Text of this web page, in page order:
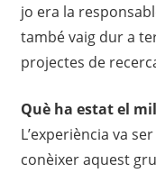
jo era la
també vaig dur a
projectes de
Què ha estat el
L’experiència va
conèixer aquest